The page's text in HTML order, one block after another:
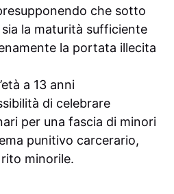
che sotto
la maturità sufficiente
la portata illecita
a 13 anni
di celebrare
per una fascia di minori
punitivo carcerario,
minorile.